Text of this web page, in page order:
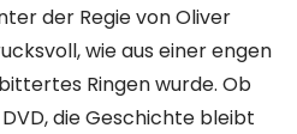
der Regie von Oliver
wie aus einer engen
Ringen wurde. Ob
die Geschichte bleibt